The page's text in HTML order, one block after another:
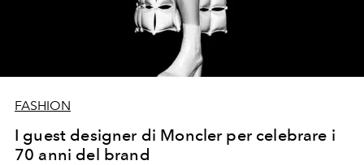
FASHION
I guest designer di Moncler per celebrare i
70 anni del brand